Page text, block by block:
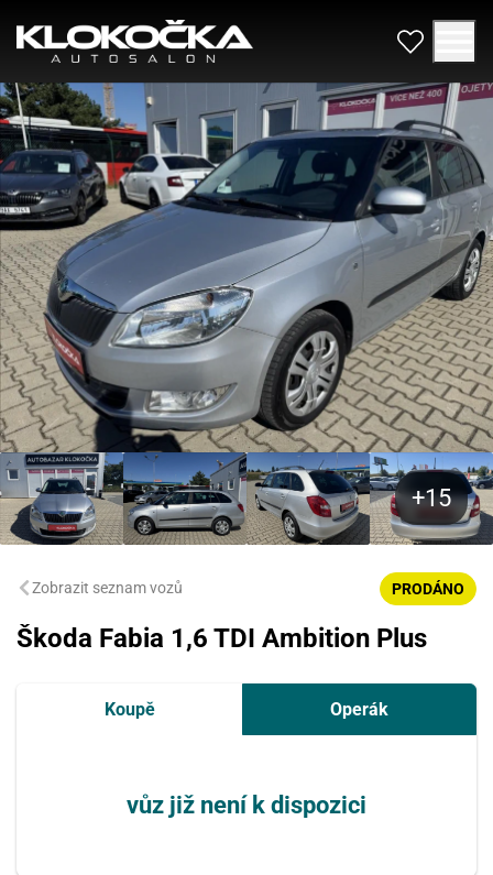
Zobrazit seznam vozů PRODÁNO
Škoda Fabia 1,6 TDI Ambition Plus
Koupě Operák
vůz již není k dispozici